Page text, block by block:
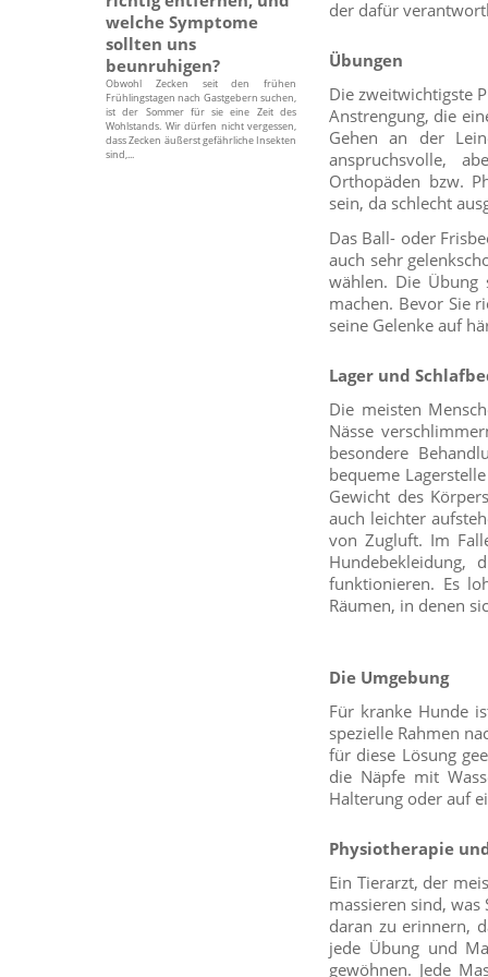
welche Symptome
sollten uns
beunruhigen?
Obwohl Zecken seit den frühen
Frühlingstagen nach Gastgebern suchen,
ist der Sommer für sie eine Zeit des
Wohlstands. Wir dürfen nicht vergessen,
dass Zecken äußerst gefährliche Insekten
sind,...
der dafür
Übungen
Die zweitwichtigste
Anstrengung, die
Gehen an der
anspruchsvolle,
Orthopäden bzw.
sein, da schlecht
Das Ball- oder
auch sehr
wählen. Die Übung
machen. Bevor Sie
seine Gelenke auf
Lager und
Die meisten
Nässe
besondere
bequeme
Gewicht des
auch leichter
von Zugluft. Im
funktionieren. Es
Räumen, in denen
Die Umgebung
Für kranke Hunde
spezielle Rahmen
für diese Lösung
die Näpfe mit
Halterung oder auf
Physiotherapie
Ein Tierarzt, der
massieren sind,
daran zu erinnern,
jede Übung und
gewöhnen. Jede